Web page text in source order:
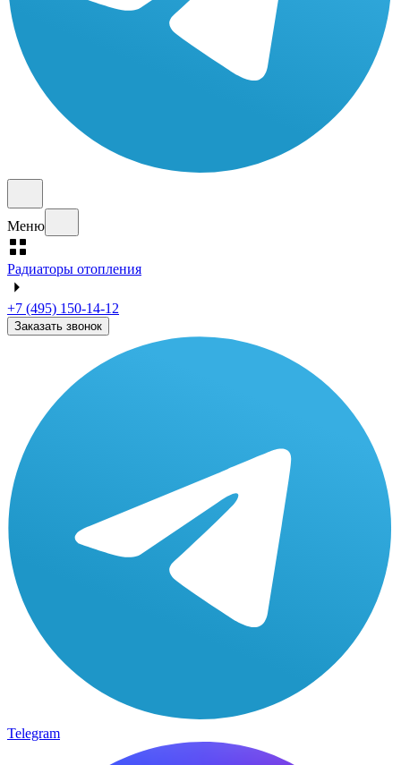
Меню
Радиаторы отопления
+7 (495) 150-14-12
Заказать звонок
Telegram